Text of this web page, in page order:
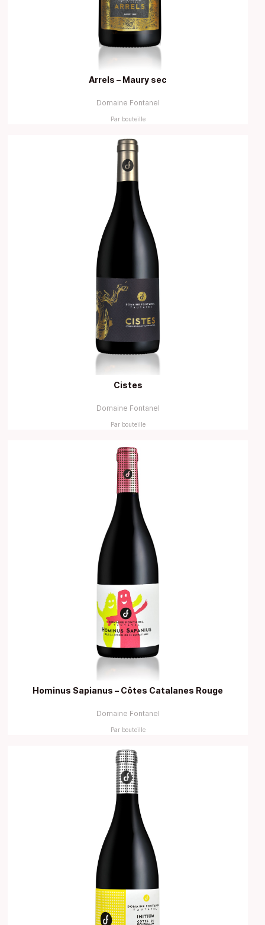
Arrels – Maury sec
Domaine Fontanel
Par bouteille
Cistes
Domaine Fontanel
Par bouteille
Hominus Sapianus – Côtes Catalanes Rouge
Domaine Fontanel
Par bouteille